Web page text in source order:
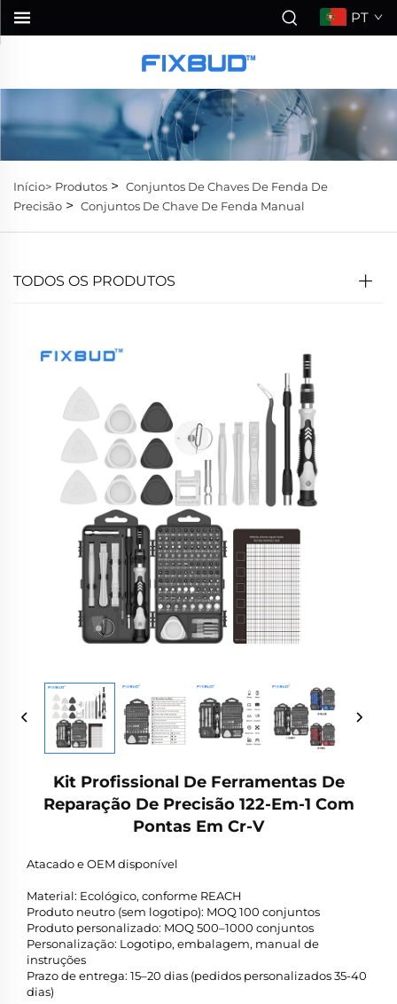
PT
Início> Produtos > Conjuntos De Chaves De Fenda De
Precisão > Conjuntos De Chave De Fenda Manual
TODOS OS PRODUTOS
Kit Profissional De Ferramentas De
Reparação De Precisão 122-Em-1 Com
Pontas Em Cr-V
Atacado e OEM disponível
Material: Ecológico, conforme REACH
Produto neutro (sem logotipo): MOQ 100 conjuntos
Produto personalizado: MOQ 500–1000 conjuntos
Personalização: Logotipo, embalagem, manual de
instruções
Prazo de entrega: 15–20 dias (pedidos personalizados 35-40
dias)